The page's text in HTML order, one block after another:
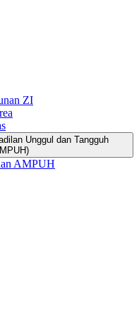
ZI
Unggul dan Tangguh
AMPUH